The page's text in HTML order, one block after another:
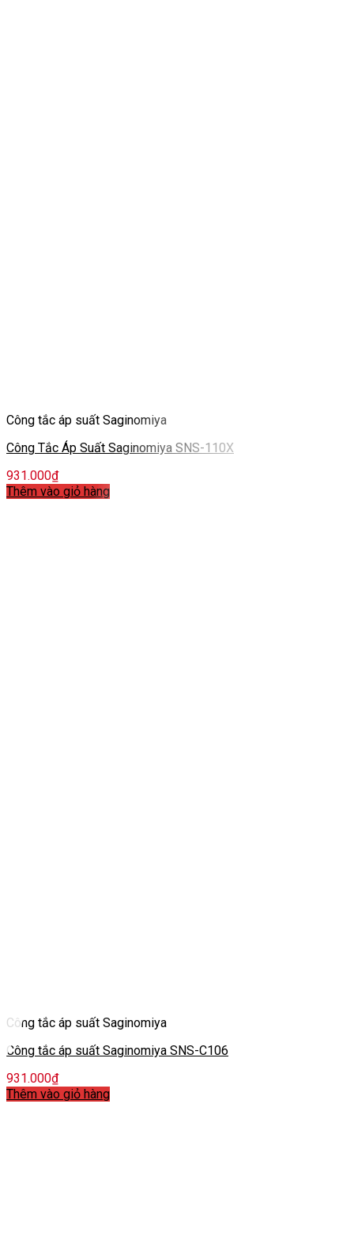
Công tắc áp suất Saginomiya
Công Tắc Áp Suất Saginomiya SNS-110X
931.000₫
Thêm vào giỏ hàng
Công tắc áp suất Saginomiya
Công tắc áp suất Saginomiya SNS-C106
931.000₫
Thêm vào giỏ hàng